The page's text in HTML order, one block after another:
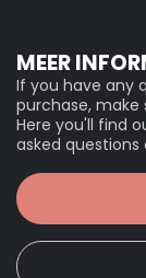
MEER
If you have any
purchase, make
Here you'll find
asked